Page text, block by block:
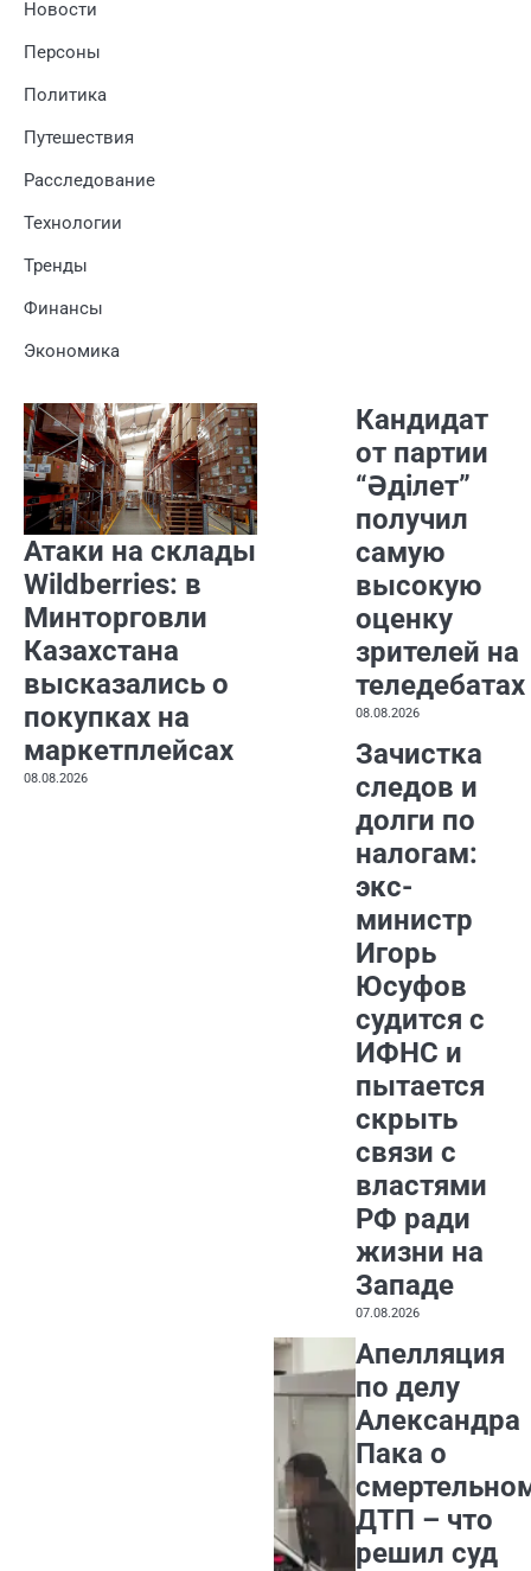
Новости
Персоны
Политика
Путешествия
Расследование
Технологии
Тренды
Финансы
Экономика
Атаки на склады
Wildberries: в
Минторговли
Казахстана
высказались о
покупках на
маркетплейсах
08.08.2026
Кандидат
от партии
“Әділет”
получил
самую
высокую
оценку
зрителей на
теледебатах
08.08.2026
Зачистка
следов и
долги по
налогам:
экс-
министр
Игорь
Юсуфов
судится с
ИФНС и
пытается
скрыть
связи с
властями
РФ ради
жизни на
Западе
07.08.2026
Апелляция
по делу
Александра
Пака о
ДТП – что
решил суд